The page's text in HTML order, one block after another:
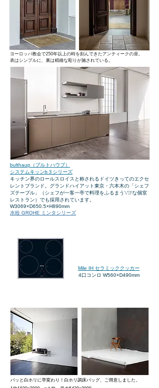
ヨーロッパ教会で250年​以上の時を刻んできたアンティークの扉。
表はシンプルに、裏は精緻な彫りが施されている。
bulthaup（ブルトハウプ）
システムキッンb３シリーズ
キッチン界のロールスロイスと称されるドイツきってのエクセ
レントブランド。グランドハイアット東京・六本木の「シェフ
ズテーブル」（シェフが一客一亭で料理をふるまうVIPな個室
レストラン）でも採用されています。
W3069×D650.5×H890mm
水栓 GROHE ミンタシリーズ
Mile IH セラミッククッカー
4口コンロ W560×D490mm
パッと白ホリに早変わり！白ホリ調床バッグ、ご用意しました。